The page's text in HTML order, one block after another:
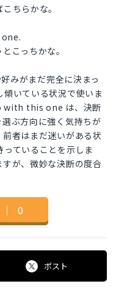
ちらかな。
こっちかな。
みがまだ完全に決まっ
いている状況で使いま
this one は、決断
ぶ方向に強く気持ちが
者はまだ迷いがある状
ていることを示しま
が、微妙な決断の度合
｜ 0
ポスト